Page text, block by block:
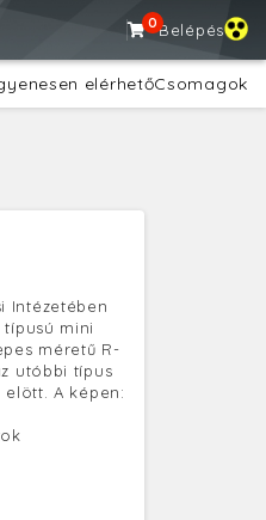
0Belépés
elérhetőCsomagok
Intézetében
típusú mini
méretű R-
utóbbi típus
A képen: